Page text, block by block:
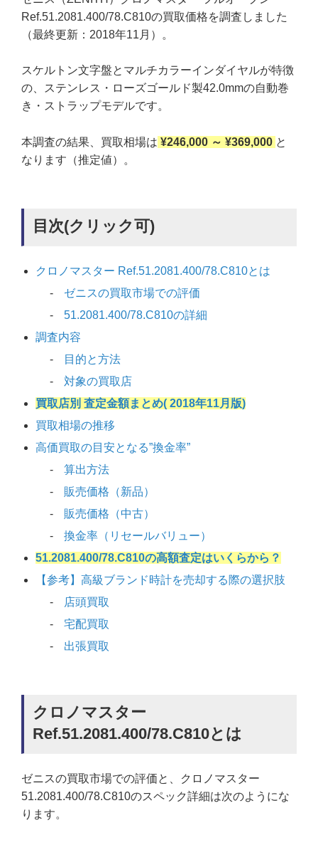
Ref.51.2081.400/78.C810の買取価格を調査しました
（最終更新：2018年11月）。
スケルトン文字盤とマルチカラーインダイヤルが特徴
の、ステンレス・ローズゴールド製42.0mmの自動巻
き・ストラップモデルです。
本調査の結果、買取相場は ¥246,000 ～ ¥369,000 と
なります（推定値）。
目次(クリック可)
クロノマスター Ref.51.2081.400/78.C810とは
ゼニスの買取市場での評価
51.2081.400/78.C810の詳細
調査内容
目的と方法
対象の買取店
買取店別 査定金額まとめ( 2018年11月版)
買取相場の推移
高価買取の目安となる”換金率”
算出方法
販売価格（新品）
販売価格（中古）
換金率（リセールバリュー）
51.2081.400/78.C810の高額査定はいくらから？
【参考】高級ブランド時計を売却する際の選択肢
店頭買取
宅配買取
出張買取
クロノマスター
Ref.51.2081.400/78.C810とは
ゼニスの買取市場での評価と、クロノマスター
51.2081.400/78.C810のスペック詳細は次のようにな
ります。